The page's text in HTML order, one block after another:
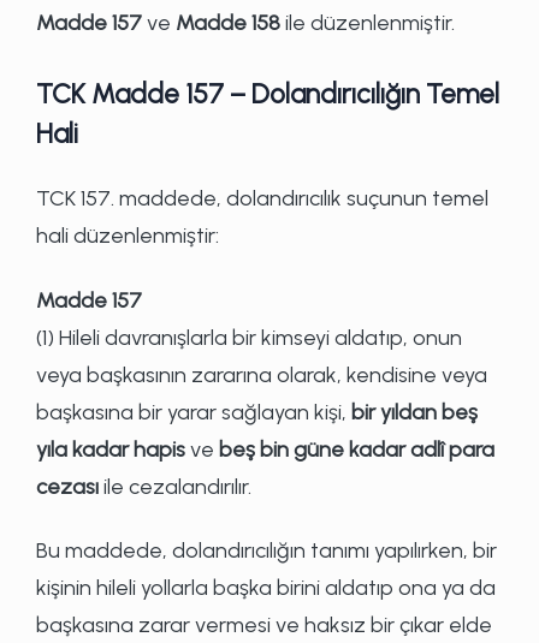
Madde 157ve Madde 158ile düzenlenmiştir.
TCK Madde 157 – Dolandırıcılığın Temel
Hali
TCK 157. maddede, dolandırıcılık suçunun temel
hali düzenlenmiştir:
Madde 157
(1) Hileli davranışlarla bir kimseyi aldatıp, onun
veya başkasının zararına olarak, kendisine veya
başkasına bir yarar sağlayan kişi, bir yıldan beş
yıla kadar hapisve beş bin güne kadar adlî para
cezasıile cezalandırılır.
Bu maddede, dolandırıcılığın tanımı yapılırken, bir
kişinin hileli yollarla başka birini aldatıp ona ya da
başkasına zarar vermesi ve haksız bir çıkar elde